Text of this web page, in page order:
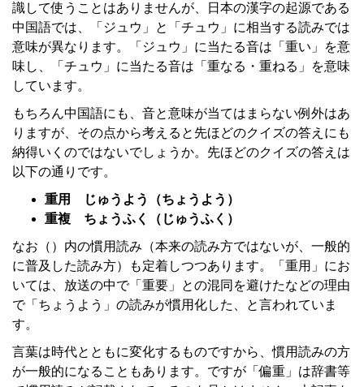
識して使うことはありませんが、日本の漢字の起源である
中国語では、「ジュウ」と「チュウ」に相当する読みでは
意味が異なります。「ジュウ」に当たる音は「重い」を意
味し、「チュウ」に当たる音は「重なる・重ねる」を意味
しています。
もちろん中国語にも、音と意味が当てはまらない例外はあ
りますが、その点から考えると先ほどのクイズの答えにも
納得いくのではないでしょうか。先ほどのクイズの答えは
以下の通りです。
重用 じゅうよう（ちょうよう）
重複 ちょうふく（じゅうふく）
なお（）内の慣用読み（本来の読み方ではないが、一般的
に普及した読み方）も定着しつつあります。「重用」にお
いては、放送の中で「重要」との混同を避けたなどの理由
で「ちょうよう」の読みが慣用化した、と言われていま
す。
言葉は時代とともに変化するものですから、慣用読みの方
が一般的になることもあります。ですが「偏重」は辞書等